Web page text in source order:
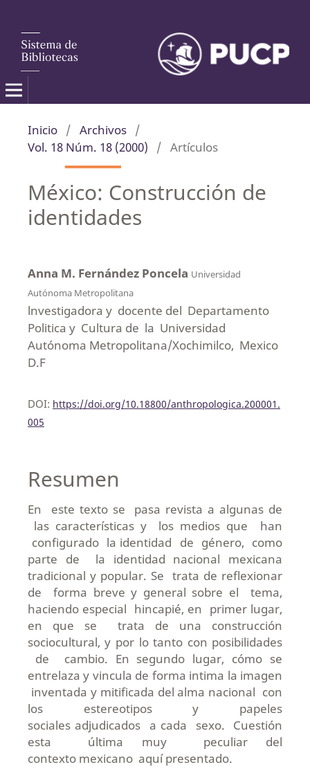
Inicio / Archivos /
Vol. 18 Núm. 18 (2000)
/ Artículos
México: Construcción de
identidades
Anna M. Fernández Poncela Universidad
Autónoma Metropolitana
lnvestigadora y docente del Departamento
Politica y Cultura de la Universidad
Autónoma Metropolitana/Xochimilco, Mexico
D.F
DOI: https://doi.org/10.18800/anthropologica.200001.
005
Resumen
En este texto se pasa revista a algunas de
las características y los medios que han
configurado la identidad de género, como
parte de la identidad nacional mexicana
tradicional y popular. Se trata de reflexionar
de forma breve y general sobre el tema,
haciendo especial hincapié, en primer lugar,
en que se trata de una construcción
sociocultural, y por lo tanto con posibilidades
de cambio. En segundo lugar, cómo se
entrelaza y vincula de forma intima la imagen
inventada y mitificada del alma nacional con
los estereotipos y papeles
sociales adjudicados a cada sexo. Cuestión
esta última muy peculiar del
contexto mexicano aquí presentado.